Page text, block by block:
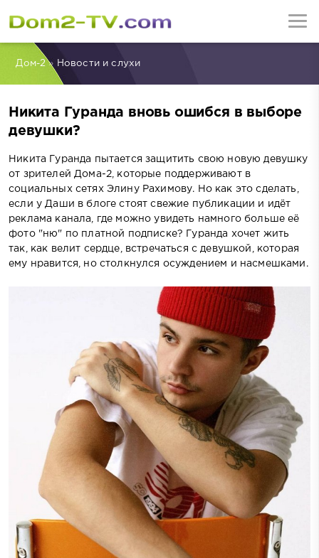
Дом-2» Новости и слухи
Никита Гуранда вновь ошибся в выборе
девушки?
Никита Гуранда пытается защитить свою новую девушку
от зрителей Дома-2, которые поддерживают в
социальных сетях Элину Рахимову. Но как это сделать,
если у Даши в блоге стоят свежие публикации и идёт
реклама канала, где можно увидеть намного больше её
фото "ню" по платной подписке? Гуранда хочет жить
так, как велит сердце, встречаться с девушкой, которая
ему нравится, но столкнулся осуждением и насмешками.